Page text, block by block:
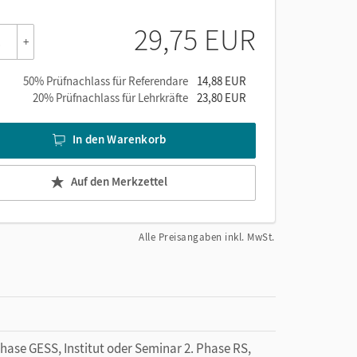
+ 29,75 EUR
50% Prüfnachlass für Referendare
14,88 EUR
20% Prüfnachlass für Lehrkräfte 23,80 EUR
In den Warenkorb
Auf den Merkzettel
Alle Preisangaben inkl. MwSt.
GESS, Institut oder Seminar 2. Phase RS,